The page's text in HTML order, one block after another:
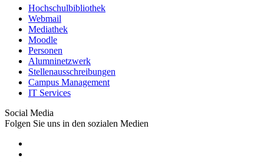
Hochschulbibliothek
Webmail
Mediathek
Moodle
Personen
Alumninetzwerk
Stellenausschreibungen
Campus Management
IT Services
Social Media
Folgen Sie uns in den sozialen Medien